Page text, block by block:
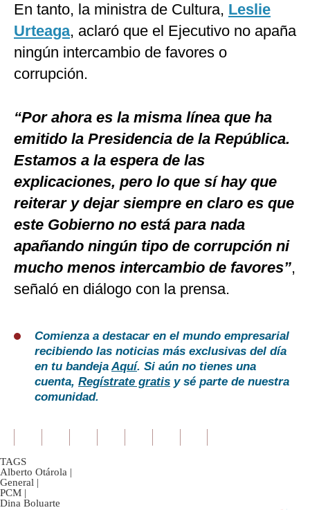
En tanto, la ministra de Cultura, Leslie
Urteaga, aclaró que el Ejecutivo no apaña
ningún intercambio de favores o
corrupción.
“Por ahora es la misma línea que ha
emitido la Presidencia de la República.
Estamos a la espera de las
explicaciones, pero lo que sí hay que
reiterar y dejar siempre en claro es que
este Gobierno no está para nada
apañando ningún tipo de corrupción ni
mucho menos intercambio de favores”,
señaló en diálogo con la prensa.
Comienza a destacar en el mundo empresarial
recibiendo las noticias más exclusivas del día
en tu bandejaAquí. Si aún no tienes una
cuenta, Regístrate gratis y sé parte de nuestra
comunidad.
TAGS
Alberto Otárola |
General |
PCM |
Dina Boluarte